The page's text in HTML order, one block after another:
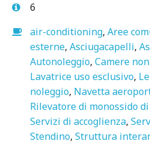
6
air-conditioning, Aree
esterne, Asciugacapelli,
Autonoleggio, Camere
Lavatrice uso esclusivo,
noleggio, Navetta
Rilevatore di monossido
Servizi di accoglienza,
Stendino, Struttura